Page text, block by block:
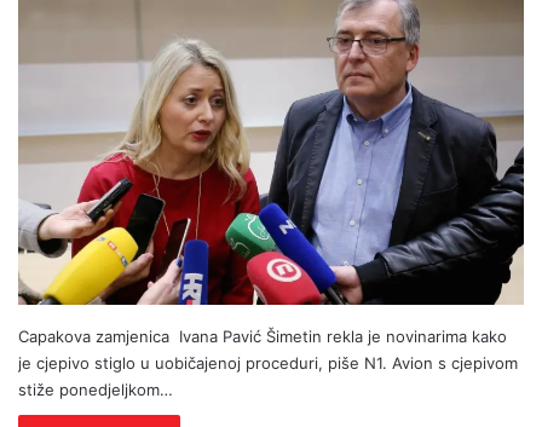
Capakova zamjenica Ivana Pavić Šimetin rekla je novinarima kako
je cjepivo stiglo u uobičajenoj proceduri, piše N1. Avion s cjepivom
stiže ponedjeljkom…